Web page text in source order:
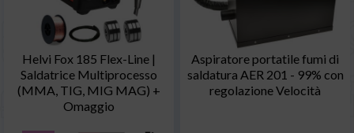
Helvi Fox 185 Flex-Line |
Saldatrice Multiprocesso
(MMA, TIG, MIG MAG) +
Omaggio
Aspiratore portatile fumi di
saldatura AER 201 - 99% con
regolazione Velocità